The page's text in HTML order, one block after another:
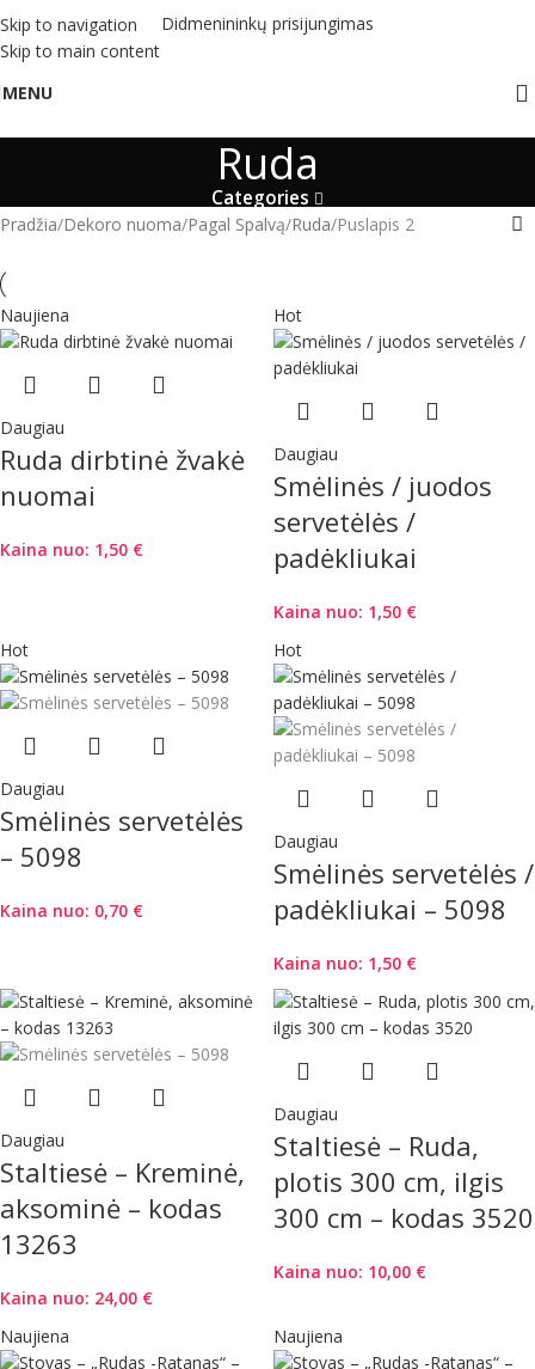
Skip to navigation
Skip to main content
Didmenininkų prisijungimas
MENU
Ruda
Categories
Pradžia Dekoro nuoma Pagal Spalvą Ruda Puslapis 2
Naujiena
Daugiau
Ruda dirbtinė žvakė
nuomai
Kaina nuo: 1,50 €
Hot
Daugiau
Smėlinės / juodos
servetėlės /
padėkliukai
Kaina nuo: 1,50 €
Hot
Daugiau
Smėlinės servetėlės
– 5098
Kaina nuo: 0,70 €
Hot
Daugiau
Smėlinės servetėlės /
padėkliukai – 5098
Kaina nuo: 1,50 €
Daugiau
Staltiesė – Kreminė,
aksominė – kodas
13263
Kaina nuo: 24,00 €
Daugiau
Staltiesė – Ruda,
plotis 300 cm, ilgis
300 cm – kodas 3520
Kaina nuo: 10,00 €
Naujiena Naujiena